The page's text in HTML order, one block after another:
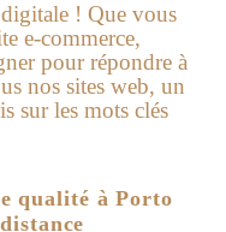
! Que vous
e-commerce,
pour répondre à
nos sites web, un
sur les mots clés
qualité à Porto